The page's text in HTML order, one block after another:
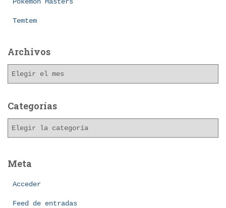
Temtem
Archivos
h
o
Categorías
g
Meta
Acceder
Feed de entradas